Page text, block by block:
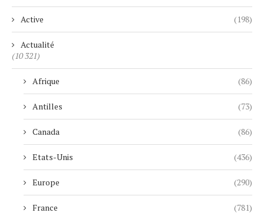
Active (198)
Actualité
(10 321)
Afrique (86)
Antilles (73)
Canada (86)
Etats-Unis (436)
Europe (290)
France (781)